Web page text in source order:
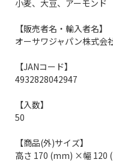
小麦、大豆、アーモンド
【販売者名・輸入者名】
オーサワジャパン株式会
【JANコード】
4932828042947
【入数】
50
【商品(外)サイズ】
高さ 170 (mm) ×幅